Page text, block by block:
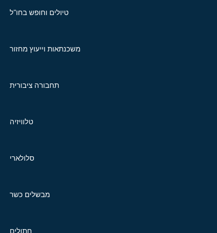
טיולים וחופש בחו"ל
משכנתאות וייעוץ מחזור
תחבורה ציבורית
טלוויזיה
סלולארי
מבשלים כשר
חתולים